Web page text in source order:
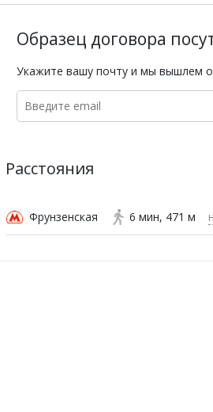
Образец договора
Укажите вашу почту и мы вышлем
Расстояния
Фрунзенская 6 мин 471 м